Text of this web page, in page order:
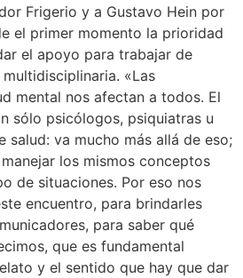
Frigerio y a Gustavo Hein por
el primer momento la prioridad
el apoyo para trabajar de
«Las
mental nos afectan a todos. El
sólo psicólogos, psiquiatras u
salud: va mucho más allá de eso;
los mismos conceptos
de situaciones. Por eso nos
encuentro, para brindarles
para saber qué
que es fundamental
y el sentido que hay que dar